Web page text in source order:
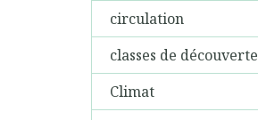
circulation
classes de découverte
Climat